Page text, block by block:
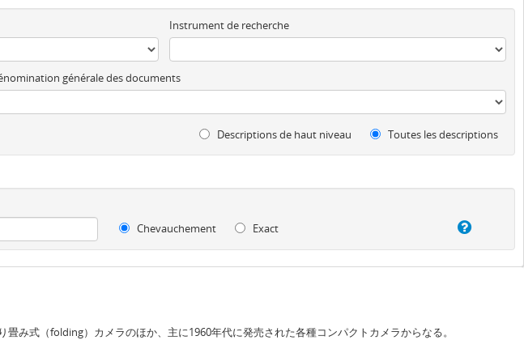
Instrument de recherche
générale des documents
Descriptions de haut niveau Toutes les descriptions
Chevauchement
Exact
み式（folding）カメラのほか、主に1960年代に発売された各種コンパクトカメラからなる。